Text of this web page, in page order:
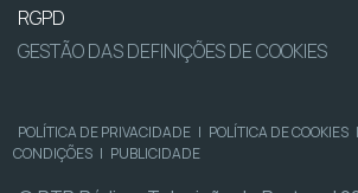
RGPD
GESTÃO DAS DEFINIÇÕES DE COOKIES
POLÍTICA DE PRIVACIDADE | POLÍTICA DE COOKIES |
CONDIÇÕES | PUBLICIDADE